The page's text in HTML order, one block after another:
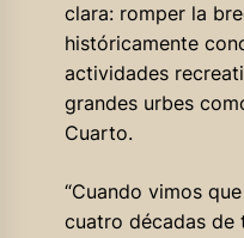
clara: romper la
históricamente
actividades
grandes urbes
Cuarto.
“Cuando vimos
cuatro décadas de